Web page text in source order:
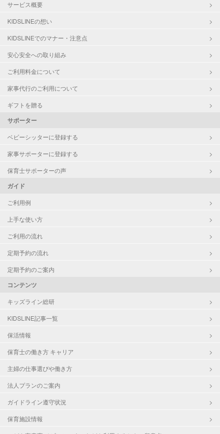
サービス概要
KIDSLINEの想い
KIDSLINEでのマナー・注意点
安心安全への取り組み
ご利用料金について
家事代行のご利用について
ギフトを贈る
サポーター
ベビーシッターに登録する
家事サポーターに登録する
保育士サポーターの声
ガイド
ご利用例
上手な使い方
ご利用の流れ
定期予約の流れ
定期予約のご案内
コンテンツ
キッズライン総研
KIDSLINE記事一覧
保活情報
保育士の働き方 キャリア
主婦の仕事選びや働き方
法人プランのご案内
ガイドライン遵守状況
保育施設情報